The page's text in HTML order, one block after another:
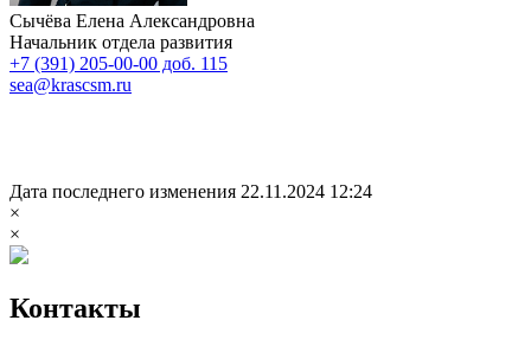
Сычёва Елена Александровна
Начальник отдела развития
+7 (391) 205-00-00 доб. 115
sea@krascsm.ru
Дата последнего изменения 22.11.2024 12:24
×
×
Контакты